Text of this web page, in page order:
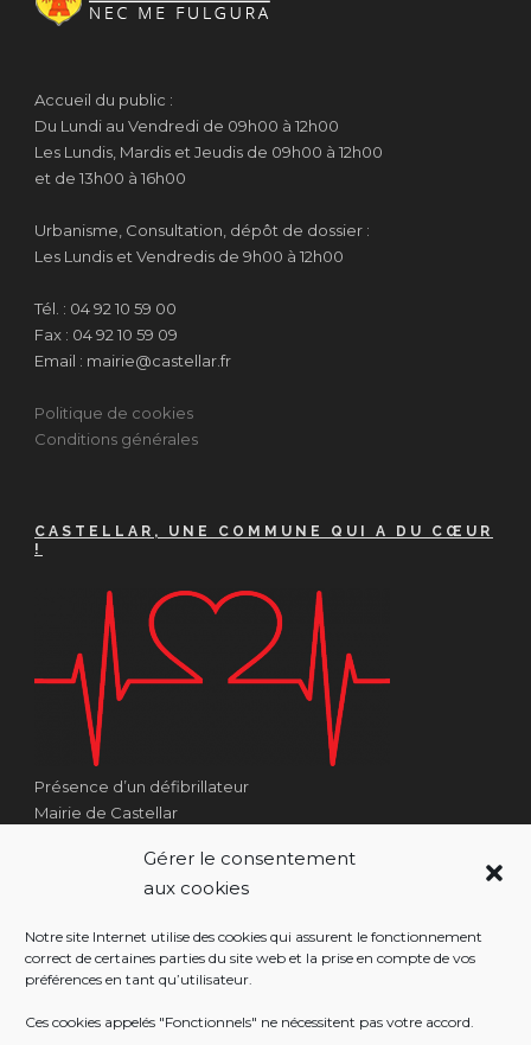
Gérer le consentement
aux cookies
Notre site Internet utilise des cookies qui assurent le fonctionnement
correct de certaines parties du site web et la prise en compte de vos
préférences en tant qu’utilisateur.
Ces cookies appelés "Fonctionnels" ne nécessitent pas votre accord.
Accueil du public :
Du Lundi au Vendredi de 09h00 à 12h00
Les Lundis, Mardis et Jeudis de 09h00 à 12h00
et de 13h00 à 16h00
Urbanisme, Consultation, dépôt de dossier :
Les Lundis et Vendredis de 9h00 à 12h00
Tél. : 04 92 10 59 00
Fax : 04 92 10 59 09
Email : mairie@castellar.fr
Politique de cookies
Conditions générales
CASTELLAR, UNE COMMUNE QUI A DU CŒUR
!
Présence d’un défibrillateur
Mairie de Castellar
Côté Escalier Rue Sarrail
06500 Castellar
RÉALISATION